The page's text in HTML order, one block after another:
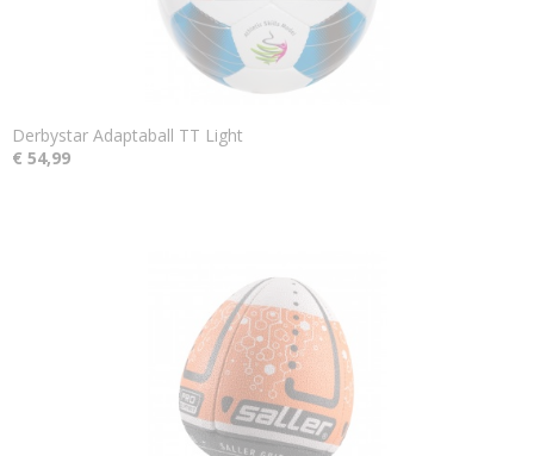
Derbystar Adaptaball TT Light
€ 54,99